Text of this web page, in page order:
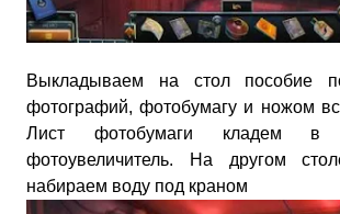
Выкладываем на стол пособие
фотографий, фотобумагу и ножом
Лист фотобумаги кладем в
фотоувеличитель. На другом
набираем воду под краном